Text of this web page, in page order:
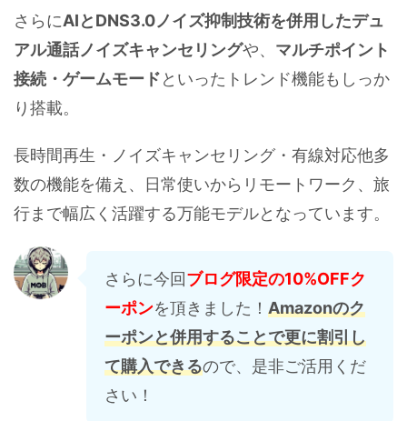
さらにAIとDNS3.0ノイズ抑制技術を併用したデュ
アル通話ノイズキャンセリングや、 マルチポイント
接続・ゲームモードといったトレンド機能もしっか
り搭載。
長時間再生・ノイズキャンセリング・有線対応他多
数の機能を備え、日常使いからリモートワーク、旅
行まで幅広く活躍する万能モデルとなっています。
さらに今回ブログ限定の10%OFFク
ーポンを頂きました！ Amazonのク
ーポンと併用することで更に割引し
て購入できるので、是非ご活用くだ
さい！